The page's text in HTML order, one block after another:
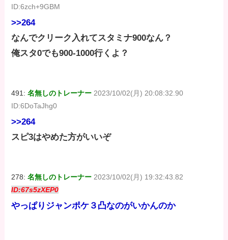
ID:6zch+9GBM
>>264
なんでクリーク入れてスタミナ900なん？
俺スタ0でも900-1000行くよ？
491:名無しのトレーナー 2023/10/02(月) 20:08:32.90
ID:6DoTaJhg0
>>264
スピ3はやめた方がいいぞ
278:名無しのトレーナー 2023/10/02(月) 19:32:43.82
ID:67s5zXEP0
やっぱりジャンポケ３凸なのがいかんのか